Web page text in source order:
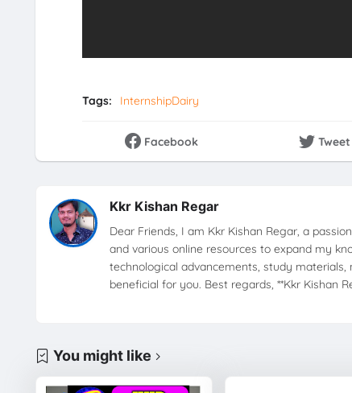
Tags: InternshipDairy
Facebook Tweet
Kkr Kishan Regar
Dear Friends, I am Kkr Kishan Regar, a
and various online resources to expand my
technological advancements, study
beneficial for you. Best regards, **Kkr Kishan
You might like